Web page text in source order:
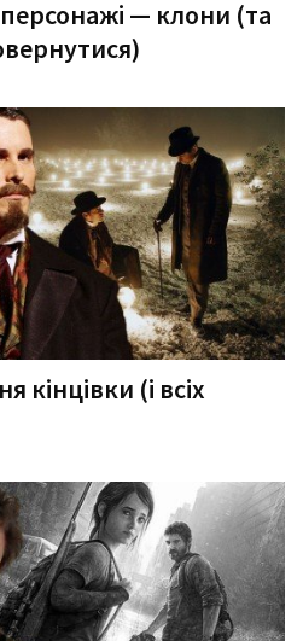
— клони (та
кінцівки (і всіх